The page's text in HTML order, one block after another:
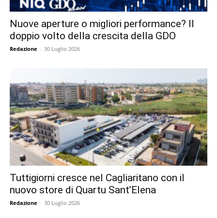
Nuove aperture o migliori performance? Il
doppio volto della crescita della GDO
Redazione - 30 Luglio 2026
Tuttigiorni cresce nel Cagliaritano con il
nuovo store di Quartu Sant’Elena
Redazione - 30 Luglio 2026